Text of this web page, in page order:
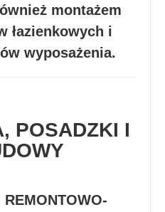
montażem
łazienkowych i
wyposażenia.
POSADZKI I